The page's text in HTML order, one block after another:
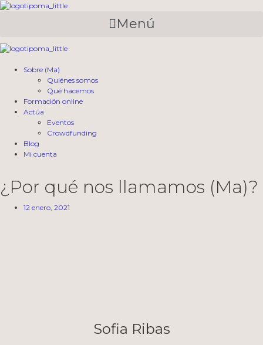
Saltar
Menú
Sobre (Ma)
Quiénes somos
Qué hacemos
Formación online
Actúa
Eventos
Crowdfunding
Blog
Mi cuenta
¿Por qué nos llamamos (Ma)?
12 enero, 2021
Sofia Ribas